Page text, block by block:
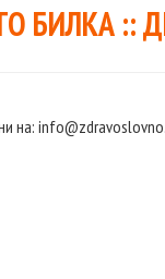
БИЛКА ::
на: